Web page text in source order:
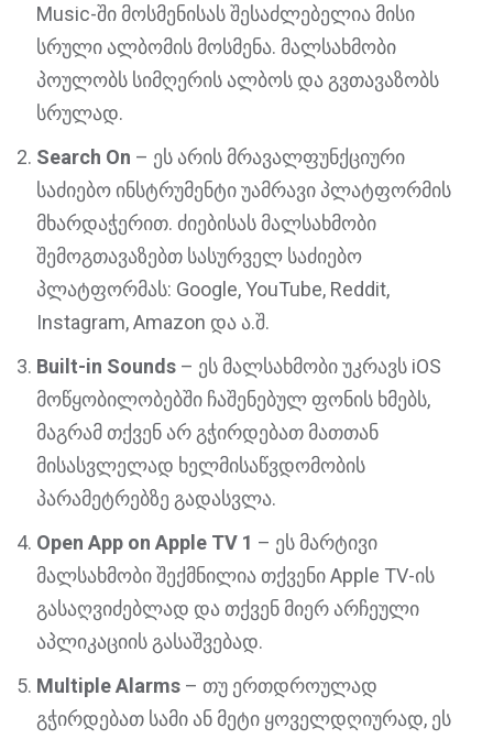
Music-ში მოსმენისას შესაძლებელია მისი
სრული ალბომის მოსმენა. მალსახმობი
პოულობს სიმღერის ალბოს და გვთავაზობს
სრულად.
Search On – ეს არის მრავალფუნქციური
საძიებო ინსტრუმენტი უამრავი პლატფორმის
მხარდაჭერით. ძიებისას მალსახმობი
შემოგთავაზებთ სასურველ საძიებო
პლატფორმას: Google, YouTube, Reddit,
Instagram, Amazon და ა.შ.
Built-in Sounds – ეს მალსახმობი უკრავს iOS
მოწყობილობებში ჩაშენებულ ფონის ხმებს,
მაგრამ თქვენ არ გჭირდებათ მათთან
მისასვლელად ხელმისაწვდომობის
პარამეტრებზე გადასვლა.
Open App on Apple TV 1 – ეს მარტივი
მალსახმობი შექმნილია თქვენი Apple TV-ის
გასაღვიძებლად და თქვენ მიერ არჩეული
აპლიკაციის გასაშვებად.
Multiple Alarms – თუ ერთდროულად
გჭირდებათ სამი ან მეტი ყოველდღიურად, ეს